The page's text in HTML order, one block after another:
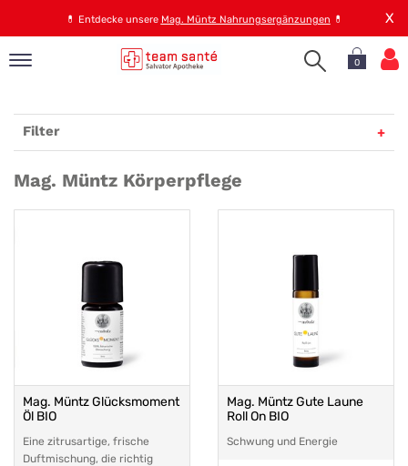
💊 Entdecke unsere Mag. Müntz Nahrungsergänzungen 💊 X
0
Filter
Mag.
Müntz
Mag. Müntz Körperpflege
Mag. Müntz Glücksmoment
Öl BIO
Eine zitrusartige, frische
Duftmischung, die richtig
Mag. Müntz Gute Laune
Roll On BIO
Schwung und Energie